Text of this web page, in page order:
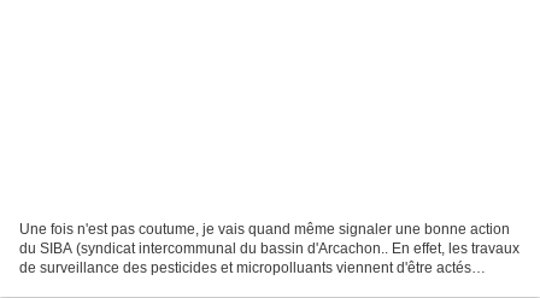
Une fois n'est pas coutume, je vais quand même signaler une bonne action
du SIBA (syndicat intercommunal du bassin d'Arcachon.. En effet, les travaux
de surveillance des pesticides et micropolluants viennent d'être actés